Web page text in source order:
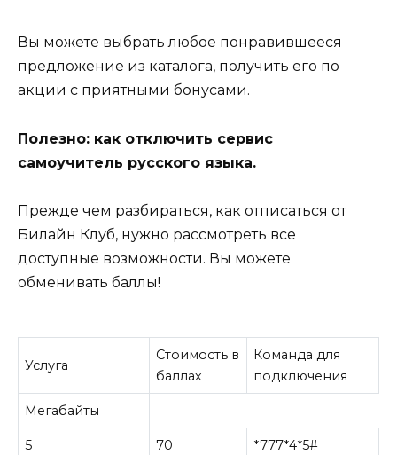
Вы можете выбрать любое понравившееся
предложение из каталога, получить его по
акции с приятными бонусами.
Полезно: как отключить сервис
самоучитель русского языка.
Прежде чем разбираться, как отписаться от
Билайн Клуб, нужно рассмотреть все
доступные возможности. Вы можете
обменивать баллы!
Услуга
Стоимость в
баллах
Команда для
подключения
Мегабайты
5 70 *777*4*5#